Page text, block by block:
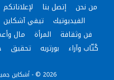
من نحن إتصل بنا لإعلاناتكم
الفيديوتيك
تيفي آشكاين
فن وثقافة
المرأة مال
كُتّاب وآراء
بورتريه تحقيق
2026 © - أشكاين جميع الحقوق محفوظة